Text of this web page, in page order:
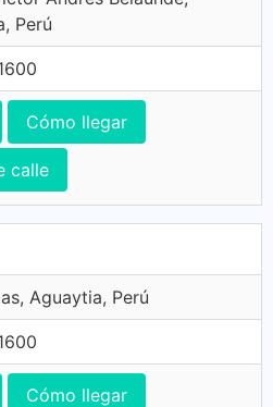
Perú
Cómo llegar
calle
Aguaytia, Perú
Cómo llegar